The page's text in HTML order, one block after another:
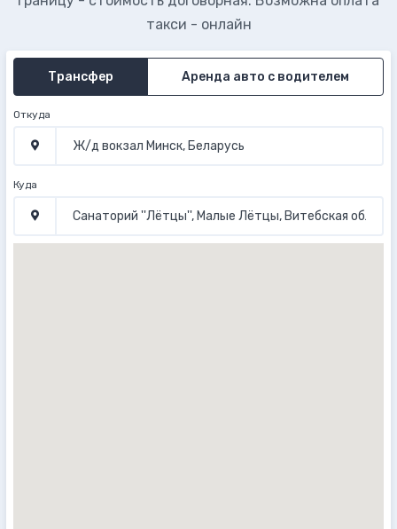
такси - онлайн
Трансфер Аренда авто с водителем
Откуда
Куда